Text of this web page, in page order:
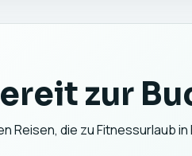
zur
Reisen, die zu Fitnessurlaub